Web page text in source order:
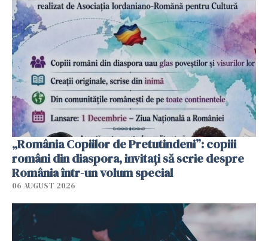
„România Copiilor de Pretutindeni”: copiii
români din diaspora, invitați să scrie despre
România într-un volum special
06 AUGUST 2026